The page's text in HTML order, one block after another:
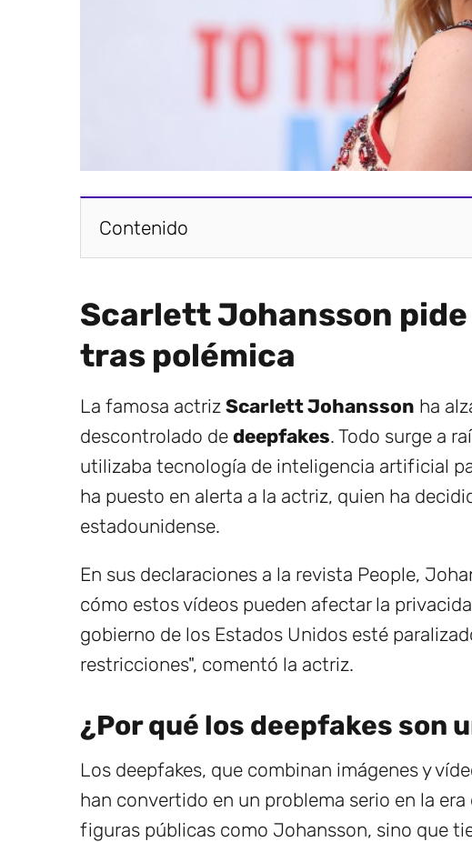
Contenido
Scarlett Johansson
tras polémica
La famosa actriz Scarlett Johansson ha
descontrolado de deepfakes. Todo surge a
utilizaba tecnología de inteligencia artificial
ha puesto en alerta a la actriz, quien ha
estadounidense.
En sus declaraciones a la revista People,
cómo estos vídeos pueden afectar la
gobierno de los Estados Unidos esté
restricciones", comentó la actriz.
¿Por qué los deepfakes son
Los deepfakes, que combinan imágenes y
han convertido en un problema serio en la
figuras públicas como Johansson, sino que